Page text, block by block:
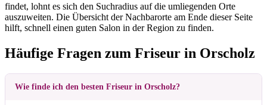
findet, lohnt es sich den Suchradius auf die umliegenden Orte
auszuweiten. Die Übersicht der Nachbarorte am Ende dieser Seite
hilft, schnell einen guten Salon in der Region zu finden.
Häufige Fragen zum Friseur in Orscholz
Wie finde ich den besten Friseur in Orscholz?